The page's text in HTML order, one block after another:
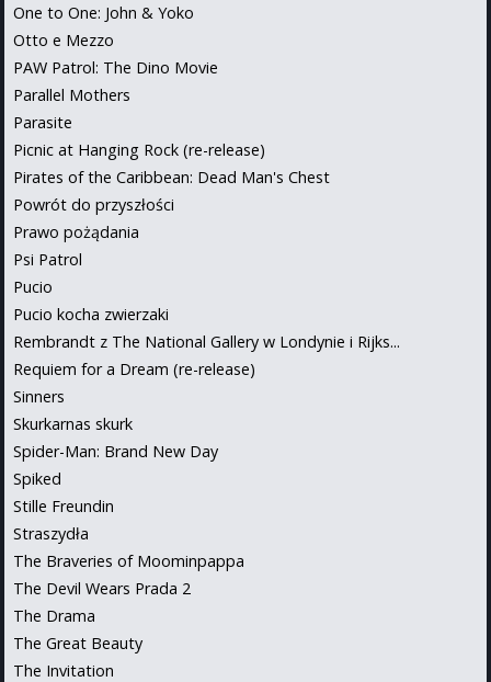
One to One: John & Yoko
Otto e Mezzo
PAW Patrol: The Dino Movie
Parallel Mothers
Parasite
Picnic at Hanging Rock (re-release)
Pirates of the Caribbean: Dead Man's Chest
Powrót do przyszłości
Prawo pożądania
Psi Patrol
Pucio
Pucio kocha zwierzaki
Rembrandt z The National Gallery w Londynie i Rijks...
Requiem for a Dream (re-release)
Sinners
Skurkarnas skurk
Spider-Man: Brand New Day
Spiked
Stille Freundin
Straszydła
The Braveries of Moominpappa
The Devil Wears Prada 2
The Drama
The Great Beauty
The Invitation